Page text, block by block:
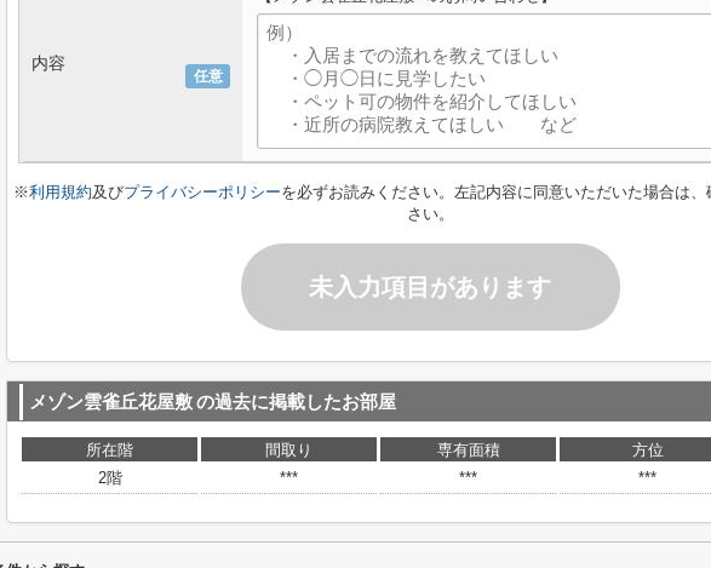
任意
内容
※利用規約及びプライバシーポリシーを必ずお読みください。左記内容に同意いただいた場合は
さい。
未入力項目があります
メゾン雲雀丘花屋敷の過去に掲載したお部屋
所在階 間取り 専有面積 方位
2階
*** *** ***